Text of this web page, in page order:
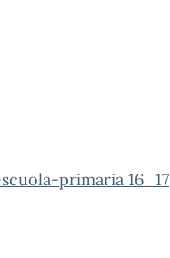
primaria 16_17